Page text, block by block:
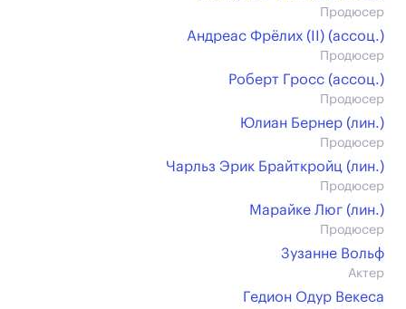
Продюсер
Андреас Фрёлих (II) (ассоц.)
Продюсер
Роберт Гросс (ассоц.)
Продюсер
Юлиан Бернер (лин.)
Продюсер
Чарльз Эрик Брайткройц (лин.)
Продюсер
Марайке Люг (лин.)
Продюсер
Зузанне Вольф
Актер
Гедион Одур Векеса